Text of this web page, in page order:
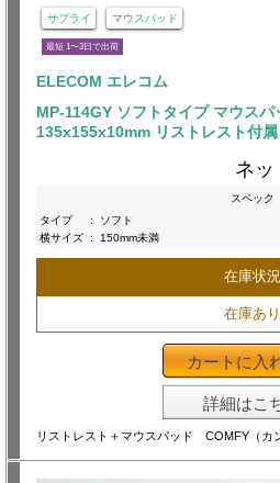
サプライ マウスパッド
最短 1〜3日で出荷
ELECOM エレコム
MP-114GY ソフトタイプ マウスパ
135x155x10mm リストレスト付属
ネッ
スペック
タイプ
:
ソフト
横サイズ : 150mm未満
在庫状況
在庫あり
カートに入
詳細はこ
リストレスト＋マウスパッド COMFY（カ